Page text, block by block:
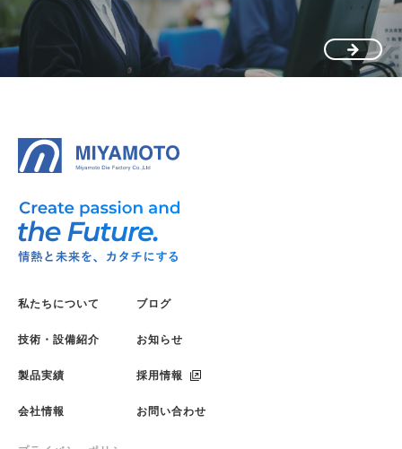
私たちについて
技術・設備紹介
製品実績
会社情報
ブログ
お知らせ
採用情報
お問い合わせ